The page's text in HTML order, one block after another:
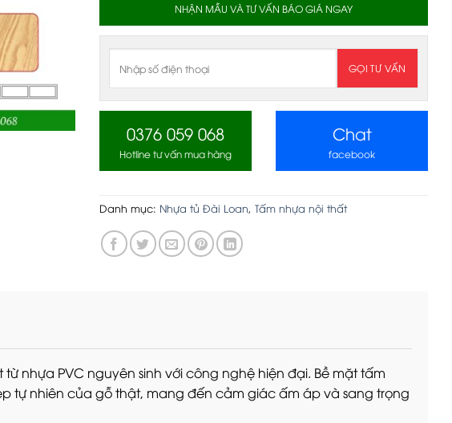
NHẬN MẪU VÀ TƯ VẤN BÁO GIÁ NGAY
0376 059 068
Hotline tư vấn mua hàng
Chat
facebook
Danh mục: Nhựa tủ Đài Loan,Tấm nhựa nội thất
từ nhựa PVC nguyên sinh với công nghệ hiện đại. Bề mặt tấm
tự nhiên của gỗ thật, mang đến cảm giác ấm áp và sang trọng